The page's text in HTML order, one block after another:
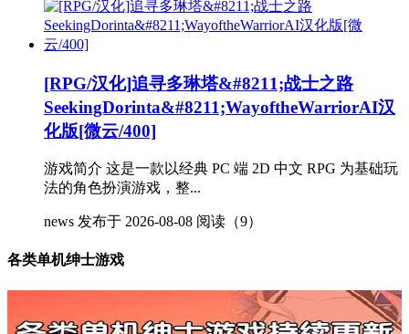
[RPG/汉化]追寻多琳塔&#8211;战士之路
SeekingDorinta&#8211;WayoftheWarriorAI汉
化版[微云/400]
游戏简介 这是一款以经典 PC 端 2D 中文 RPG 为基础玩
法的角色扮演游戏，整...
news 发布于 2026-08-08 阅读（9）
各类单机绅士游戏